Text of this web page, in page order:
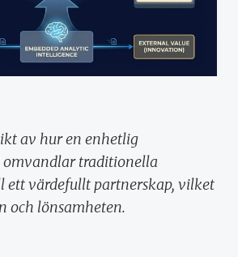
av hur en enhetlig
traditionella
ett värdefullt partnerskap, vilket
och lönsamheten.